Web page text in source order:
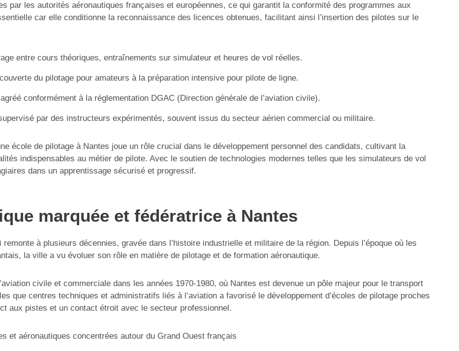
par les autorités aéronautiques françaises et européennes, ce qui garantit la conformité des programmes aux
car elle conditionne la reconnaissance des licences obtenues, facilitant ainsi l’insertion des pilotes sur le
entre cours théoriques, entraînements sur simulateur et heures de vol réelles.
du pilotage pour amateurs à la préparation intensive pour pilote de ligne.
conformément à la réglementation DGAC (Direction générale de l’aviation civile).
par des instructeurs expérimentés, souvent issus du secteur aérien commercial ou militaire.
école de pilotage à Nantes joue un rôle crucial dans le développement personnel des candidats, cultivant la
indispensables au métier de pilote. Avec le soutien de technologies modernes telles que les simulateurs de vol
dans un apprentissage sécurisé et progressif.
marquée et fédératrice à Nantes
remonte à plusieurs décennies, gravée dans l’histoire industrielle et militaire de la région. Depuis l’époque où les
la ville a vu évoluer son rôle en matière de pilotage et de formation aéronautique.
civile et commerciale dans les années 1970-1980, où Nantes est devenue un pôle majeur pour le transport
que centres techniques et administratifs liés à l’aviation a favorisé le développement d’écoles de pilotage proches
aux pistes et un contact étroit avec le secteur professionnel.
et aéronautiques concentrées autour du Grand Ouest français